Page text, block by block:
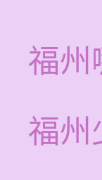
福州
福州